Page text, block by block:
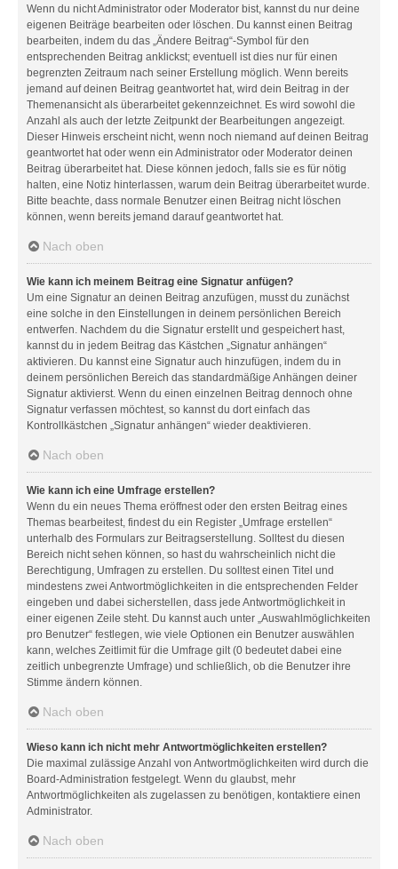
Wenn du nicht Administrator oder Moderator bist, kannst du nur deine
eigenen Beiträge bearbeiten oder löschen. Du kannst einen Beitrag
bearbeiten, indem du das „Ändere Beitrag“-Symbol für den
entsprechenden Beitrag anklickst; eventuell ist dies nur für einen
begrenzten Zeitraum nach seiner Erstellung möglich. Wenn bereits
jemand auf deinen Beitrag geantwortet hat, wird dein Beitrag in der
Themenansicht als überarbeitet gekennzeichnet. Es wird sowohl die
Anzahl als auch der letzte Zeitpunkt der Bearbeitungen angezeigt.
Dieser Hinweis erscheint nicht, wenn noch niemand auf deinen Beitrag
geantwortet hat oder wenn ein Administrator oder Moderator deinen
Beitrag überarbeitet hat. Diese können jedoch, falls sie es für nötig
halten, eine Notiz hinterlassen, warum dein Beitrag überarbeitet wurde.
Bitte beachte, dass normale Benutzer einen Beitrag nicht löschen
können, wenn bereits jemand darauf geantwortet hat.
Nach oben
Wie kann ich meinem Beitrag eine Signatur anfügen?
Um eine Signatur an deinen Beitrag anzufügen, musst du zunächst
eine solche in den Einstellungen in deinem persönlichen Bereich
entwerfen. Nachdem du die Signatur erstellt und gespeichert hast,
kannst du in jedem Beitrag das Kästchen „Signatur anhängen“
aktivieren. Du kannst eine Signatur auch hinzufügen, indem du in
deinem persönlichen Bereich das standardmäßige Anhängen deiner
Signatur aktivierst. Wenn du einen einzelnen Beitrag dennoch ohne
Signatur verfassen möchtest, so kannst du dort einfach das
Kontrollkästchen „Signatur anhängen“ wieder deaktivieren.
Nach oben
Wie kann ich eine Umfrage erstellen?
Wenn du ein neues Thema eröffnest oder den ersten Beitrag eines
Themas bearbeitest, findest du ein Register „Umfrage erstellen“
unterhalb des Formulars zur Beitragserstellung. Solltest du diesen
Bereich nicht sehen können, so hast du wahrscheinlich nicht die
Berechtigung, Umfragen zu erstellen. Du solltest einen Titel und
mindestens zwei Antwortmöglichkeiten in die entsprechenden Felder
eingeben und dabei sicherstellen, dass jede Antwortmöglichkeit in
einer eigenen Zeile steht. Du kannst auch unter „Auswahlmöglichkeiten
pro Benutzer“ festlegen, wie viele Optionen ein Benutzer auswählen
kann, welches Zeitlimit für die Umfrage gilt (0 bedeutet dabei eine
zeitlich unbegrenzte Umfrage) und schließlich, ob die Benutzer ihre
Stimme ändern können.
Nach oben
Wieso kann ich nicht mehr Antwortmöglichkeiten erstellen?
Die maximal zulässige Anzahl von Antwortmöglichkeiten wird durch die
Board-Administration festgelegt. Wenn du glaubst, mehr
Antwortmöglichkeiten als zugelassen zu benötigen, kontaktiere einen
Administrator.
Nach oben